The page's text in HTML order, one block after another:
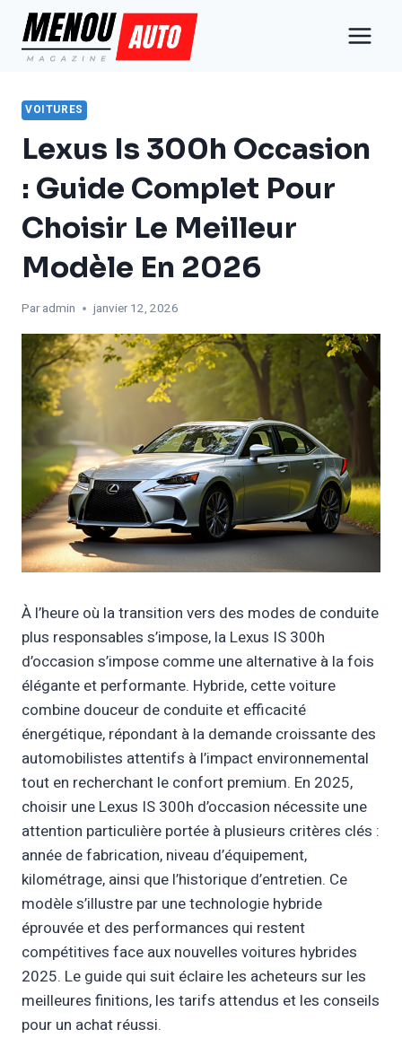
Aller
contenu
VOITURES
Lexus Is 300h Occasion
: Guide Complet Pour
Choisir Le Meilleur
Modèle En 2026
Par admin janvier 12, 2026
À l’heure où la transition vers des modes de conduite
plus responsables s’impose, la Lexus IS 300h
d’occasion s’impose comme une alternative à la fois
élégante et performante. Hybride, cette voiture
combine douceur de conduite et efficacité
énergétique, répondant à la demande croissante des
automobilistes attentifs à l’impact environnemental
tout en recherchant le confort premium. En 2025,
choisir une Lexus IS 300h d’occasion nécessite une
attention particulière portée à plusieurs critères clés :
année de fabrication, niveau d’équipement,
kilométrage, ainsi que l’historique d’entretien. Ce
modèle s’illustre par une technologie hybride
éprouvée et des performances qui restent
compétitives face aux nouvelles voitures hybrides
2025. Le guide qui suit éclaire les acheteurs sur les
meilleures finitions, les tarifs attendus et les conseils
pour un achat réussi.